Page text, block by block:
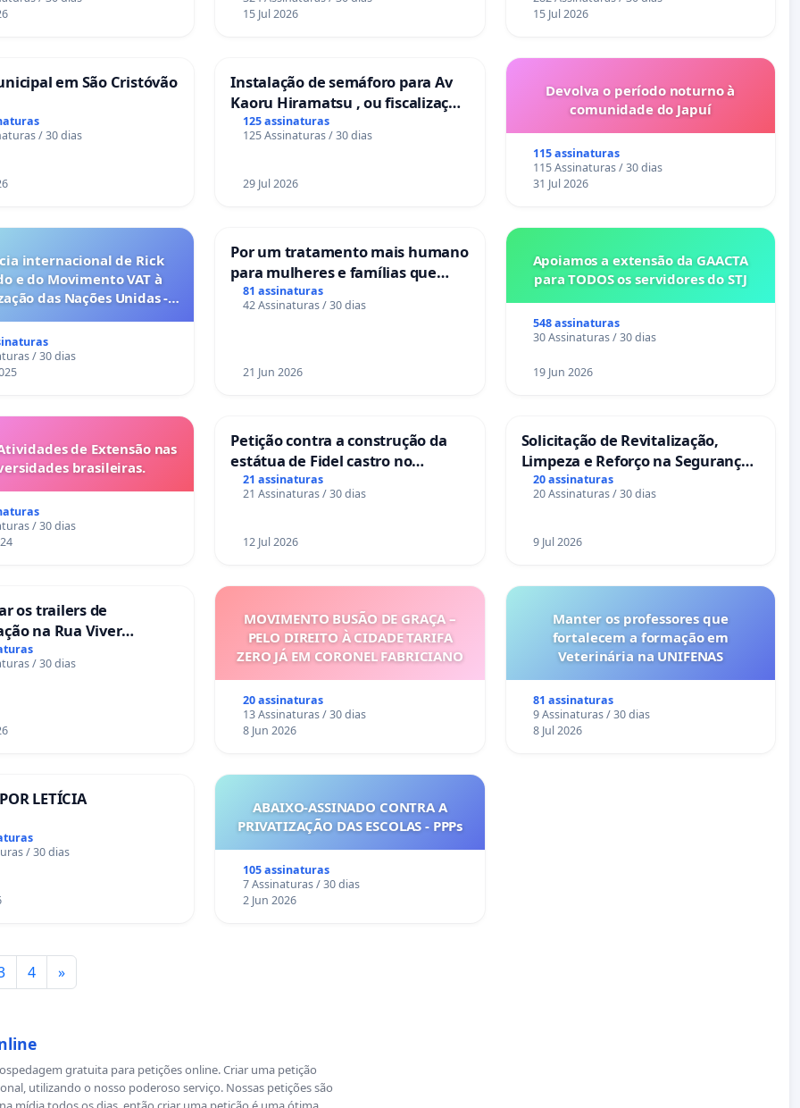
15 Jul 2026
15 Jul 2026
em São Cristóvão
/ 30 dias
Instalação de semáforo para Av
Kaoru Hiramatsu , ou fiscalização
Eletrônica
125 assinaturas
125 Assinaturas / 30 dias
29 Jul 2026
Devolva o período noturno à
comunidade do Japuí
115 assinaturas
115 Assinaturas / 30 dias
31 Jul 2026
internacional de Rick
e do Movimento VAT à
das Nações Unidas -
6x1 enquanto o lobby
compra a omissão do
/ 30 dias
Por um tratamento mais humano
para mulheres e famílias que
sofrem uma perda gestacional
nos hospitais portugueses
81 assinaturas
42 Assinaturas / 30 dias
21 Jun 2026
Apoiamos a extensão da GAACTA
para TODOS os servidores do STJ
548 assinaturas
30 Assinaturas / 30 dias
19 Jun 2026
de Extensão nas
brasileiras.
/ 30 dias
Petição contra a construção da
estátua de Fidel castro no
mirante do Caju
21 assinaturas
21 Assinaturas / 30 dias
12 Jul 2026
Solicitação de Revitalização,
Limpeza e Reforço na Segurança
das Praças da Rua Cachoeira das
Sete Ilhas
20 assinaturas
20 Assinaturas / 30 dias
9 Jul 2026
os trailers de
na Rua Viver
/ 30 dias
MOVIMENTO BUSÃO DE GRAÇA –
PELO DIREITO À CIDADE TARIFA
ZERO JÁ EM CORONEL FABRICIANO
20 assinaturas
13 Assinaturas / 30 dias
8 Jun 2026
Manter os professores que
fortalecem a formação em
Veterinária na UNIFENAS
81 assinaturas
9 Assinaturas / 30 dias
8 Jul 2026
LETÍCIA
/ 30 dias
ABAIXO-ASSINADO CONTRA A
PRIVATIZAÇÃO DAS ESCOLAS - PPPs
105 assinaturas
7 Assinaturas / 30 dias
2 Jun 2026
4 »
gratuita para petições online. Criar uma petição
utilizando o nosso poderoso serviço. Nossas petições são